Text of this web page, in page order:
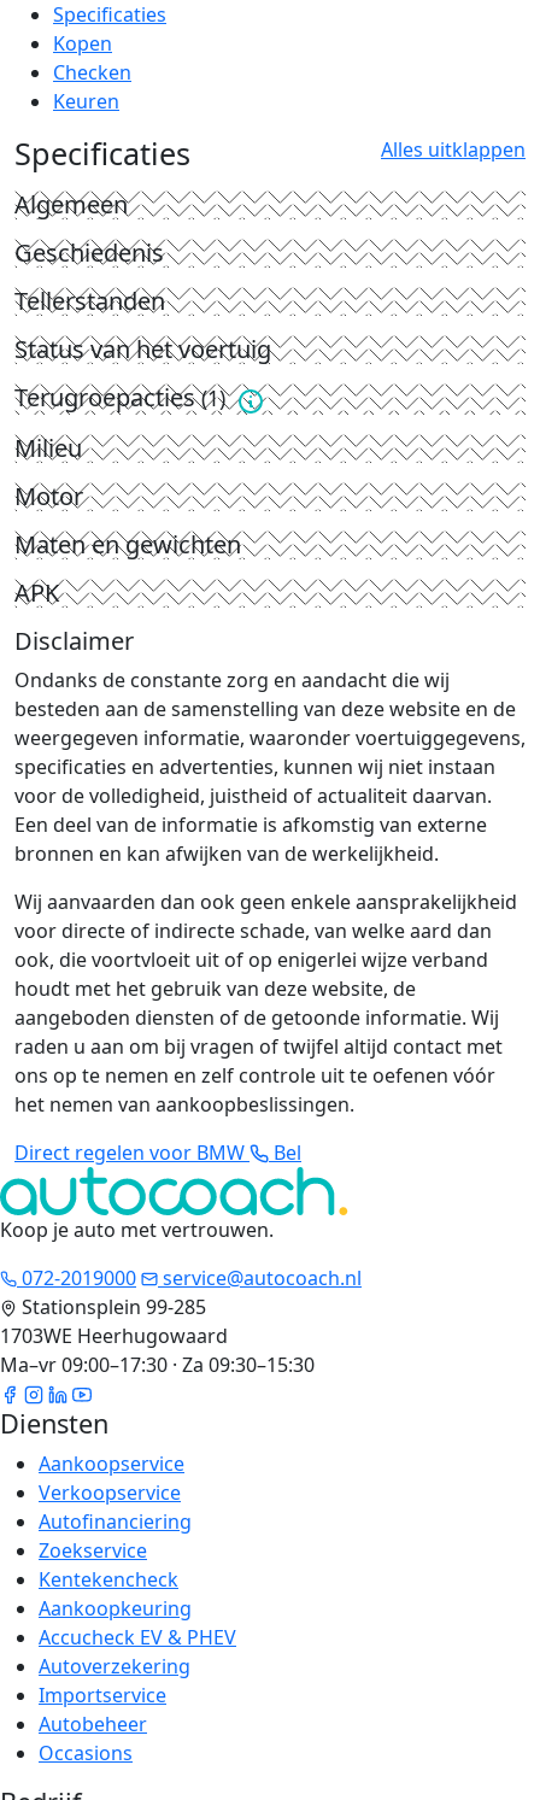
Specificaties
Kopen
Checken
Keuren
Specificaties Alles uitklappen
Algemeen
Geschiedenis
Tellerstanden
Status van het voertuig
Terugroepacties(1)
Milieu
Motor
Maten en gewichten
APK
Disclaimer
Ondanks de constante zorg en aandacht die wij
besteden aan de samenstelling van deze website en de
weergegeven informatie, waaronder voertuiggegevens,
specificaties en advertenties, kunnen wij niet instaan
voor de volledigheid, juistheid of actualiteit daarvan.
Een deel van de informatie is afkomstig van externe
bronnen en kan afwijken van de werkelijkheid.
Wij aanvaarden dan ook geen enkele aansprakelijkheid
voor directe of indirecte schade, van welke aard dan
ook, die voortvloeit uit of op enigerlei wijze verband
houdt met het gebruik van deze website, de
aangeboden diensten of de getoonde informatie. Wij
raden u aan om bij vragen of twijfel altijd contact met
ons op te nemen en zelf controle uit te oefenen vóór
het nemen van aankoopbeslissingen.
Direct regelen voor BMW
Bel
Koop je auto met vertrouwen.
072-2019000
service@autocoach.nl
Stationsplein 99-285
1703WE Heerhugowaard
Ma–vr 09:00–17:30 · Za 09:30–15:30
Diensten
Aankoopservice
Verkoopservice
Autofinanciering
Zoekservice
Kentekencheck
Aankoopkeuring
Accucheck EV & PHEV
Autoverzekering
Importservice
Autobeheer
Occasions